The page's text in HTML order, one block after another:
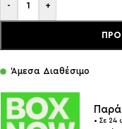
- +
Άμεσα Διαθέσιμο
• Σε 24